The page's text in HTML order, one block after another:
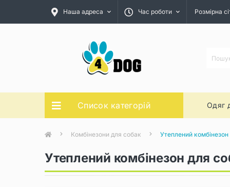
Наша адреса Час роботи Розмірна
Список категорій Одяг
Комбінезони для собак Утеплений
Утеплений комбінезон для